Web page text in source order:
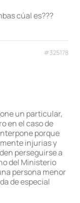
cúal es???
#325178
un particular,
en el caso de
porque
injurias y
perseguirse a
del Ministerio
persona menor
de especial